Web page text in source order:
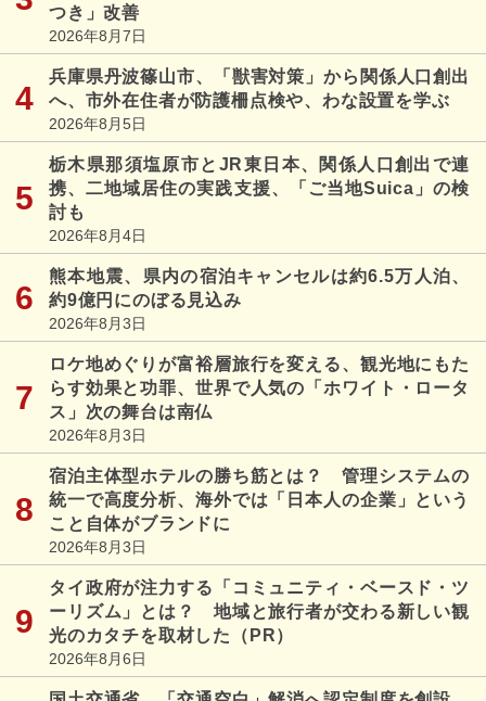
つき」改善
2026年8月7日
兵庫県丹波篠山市、「獣害対策」から関係人口創出
へ、市外在住者が防護柵点検や、わな設置を学ぶ
2026年8月5日
栃木県那須塩原市とJR東日本、関係人口創出で連
携、二地域居住の実践支援、「ご当地Suica」の検
討も
2026年8月4日
熊本地震、県内の宿泊キャンセルは約6.5万人泊、
約9億円にのぼる見込み
2026年8月3日
ロケ地めぐりが富裕層旅行を変える、観光地にもた
らす効果と功罪、世界で人気の「ホワイト・ロータ
ス」次の舞台は南仏
2026年8月3日
宿泊主体型ホテルの勝ち筋とは？ 管理システムの
統一で高度分析、海外では「日本人の企業」という
こと自体がブランドに
2026年8月3日
タイ政府が注力する「コミュニティ・ベースド・ツ
ーリズム」とは？ 地域と旅行者が交わる新しい観
光のカタチを取材した（PR）
2026年8月6日